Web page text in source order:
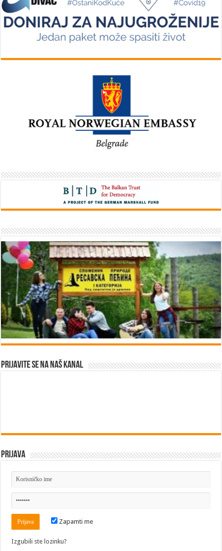
Prijavite se na naš kanal
Prijava
Zapamti me
Izgubili ste lozinku?